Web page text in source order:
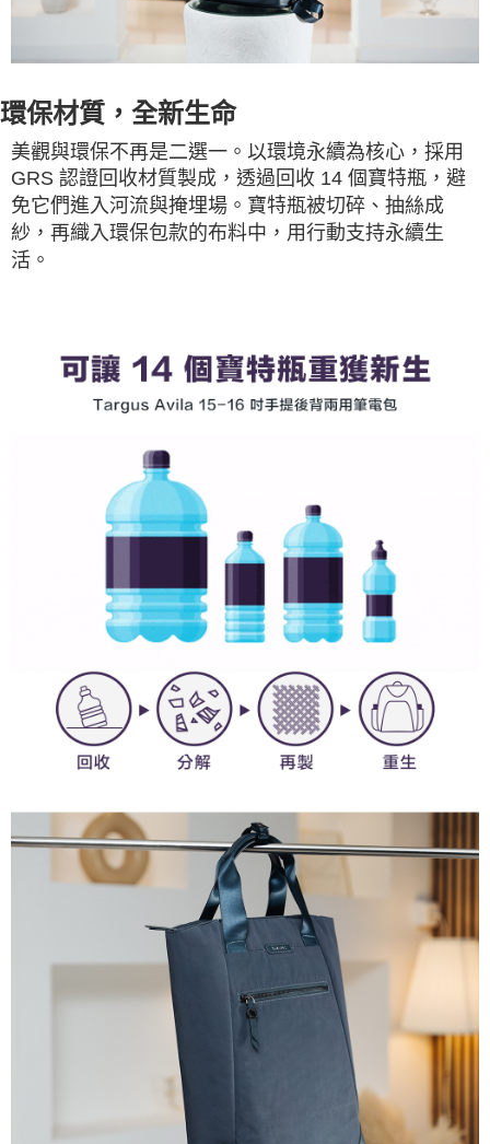
環保材質，全新生命
美觀與環保不再是二選一。以環境永續為核心，採用
GRS 認證回收材質製成，透過回收 14 個寶特瓶，避
免它們進入河流與掩埋場。寶特瓶被切碎、抽絲成
紗，再織入環保包款的布料中，用行動支持永續生
活。